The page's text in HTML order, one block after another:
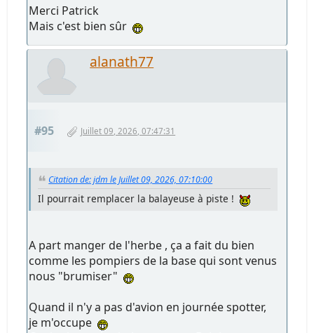
Merci Patrick
Mais c'est bien sûr
alanath77
#95 Juillet 09, 2026, 07:47:31
Citation de: jdm le Juillet 09, 2026, 07:10:00
Il pourrait remplacer la balayeuse à piste !
A part manger de l'herbe , ça a fait du bien
comme les pompiers de la base qui sont venus
nous "brumiser"
Quand il n'y a pas d'avion en journée spotter,
je m'occupe